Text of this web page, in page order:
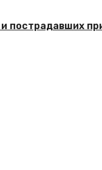
пострадавших